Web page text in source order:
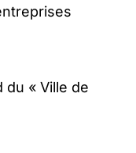
du « Ville de